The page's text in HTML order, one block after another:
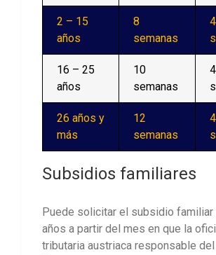
2 – 15
años
8
semanas
4
16 – 25
años
10
semanas
4
26 años y
más
12
semanas
4
Subsidios familiares
Puede solicitar el subsidio familiar
años a partir del mes en que la
tributaria austriaca responsable